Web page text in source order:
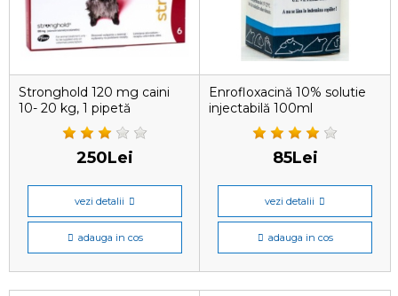
Stronghold 120 mg caini
10- 20 kg, 1 pipetă
antiparazitară
250Lei
vezi detalii
adauga in cos
Enrofloxacină 10% solutie
injectabilă 100ml
85Lei
vezi detalii
adauga in cos